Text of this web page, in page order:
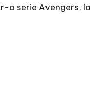
o serie Avengers, la